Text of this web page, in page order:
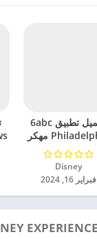
تحميل تطبيق 6abc
Philadelphia مهكر
للاندرويد 2024
Disney‏
فبراير 16, 2024